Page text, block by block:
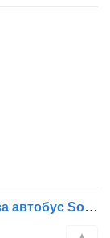
EBS модулатор WABCO 4801040090 за автобус Solaris Urbino, Alpino, Vacanza (1999-)